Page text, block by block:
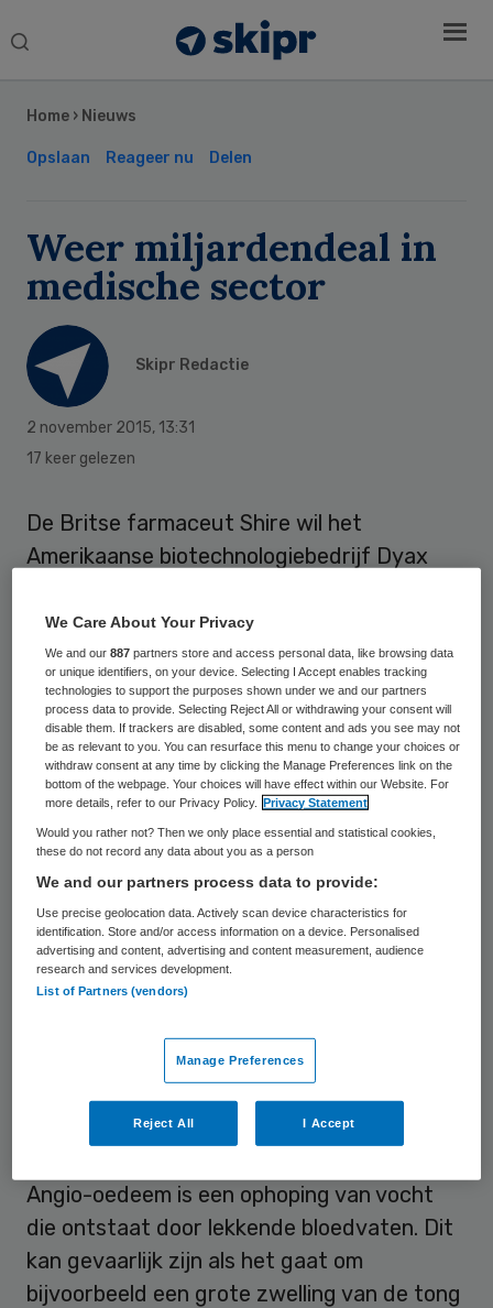
Search
Home › Nieuws
Opslaan Reageer nu Delen
Weer miljardendeal in
medische sector
Skipr Redactie
2 november 2015, 13:31
17 keer gelezen
De Britse farmaceut Shire wil het
Amerikaanse biotechnologiebedrijf Dyax
euro) overnemen. Met de maandag
aangekondigde transactie krijgt Shire een
veelbelovend middel van Dyax tegen erfelijk
angio-oedeem in handen. Het middel tegen
acute zwellingen van zacht weefsel kan
naar verwachting, na goedkeuring van
worden gebracht.
Shire heeft zelf al twee middelen tegen
angio-oedeem, maar verwacht dat het
middel van Dyax de winstgevendheid een
om ’s werelds leidende biotechbedrijf, en
marktleider op het gebied van zeldzame
aandoeningen, te worden door de
overname in een stroomversnelling.
Angio-oedeem is een ophoping van vocht
die ontstaat door lekkende bloedvaten. Dit
kan gevaarlijk zijn als het gaat om
bijvoorbeeld een grote zwelling van de tong
Sidebar
We Care About Your Privacy
We and our887 partners store and access personal data, like browsing data
or unique identifiers, on your device. Selecting I Accept enables tracking
technologies to support the purposes shown under we and our partners
process data to provide. Selecting Reject All or withdrawing your consent will
disable them. If trackers are disabled, some content and ads you see may not
be as relevant to you. You can resurface this menu to change your choices or
withdraw consent at any time by clicking the Manage Preferences link on the
bottom of the webpage. Your choices will have effect within our Website. For
more details, refer to our Privacy Policy.
Privacy Statement
Would you rather not? Then we only place essential and statistical cookies,
these do not record any data about you as a person
We and our partners process data to provide:
Use precise geolocation data. Actively scan device characteristics for
identification. Store and/or access information on a device. Personalised
advertising and content, advertising and content measurement, audience
research and services development.
List of Partners (vendors)
Manage Preferences
Reject All I Accept